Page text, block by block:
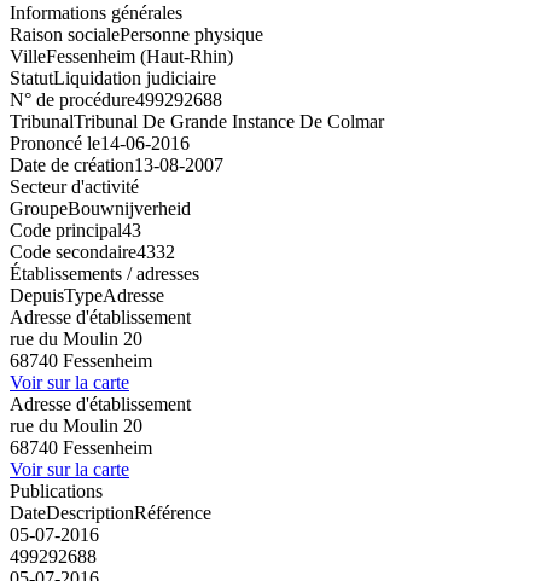
Informations générales
Raison socialePersonne physique
VilleFessenheim (Haut-Rhin)
StatutLiquidation judiciaire
N° de procédure499292688
TribunalTribunal De Grande Instance De Colmar
Prononcé le14-06-2016
Date de création13-08-2007
Secteur d'activité
GroupeBouwnijverheid
Code principal43
Code secondaire4332
Établissements / adresses
DepuisTypeAdresse
Adresse d'établissement
rue du Moulin 20
68740 Fessenheim
Voir sur la carte
Adresse d'établissement
rue du Moulin 20
68740 Fessenheim
Voir sur la carte
Publications
DateDescriptionRéférence
05-07-2016
499292688